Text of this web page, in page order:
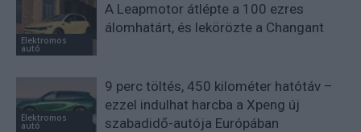
Elektromos
autó
A Leapmotor átlépte a 100 ezres
álomhatárt, és lekörözte a Changant
Elektromos
autó
9 perc töltés, 450 kilométer hatótáv –
ezzel indulhat harcba a Xpeng új
szabadidő-autója Európában